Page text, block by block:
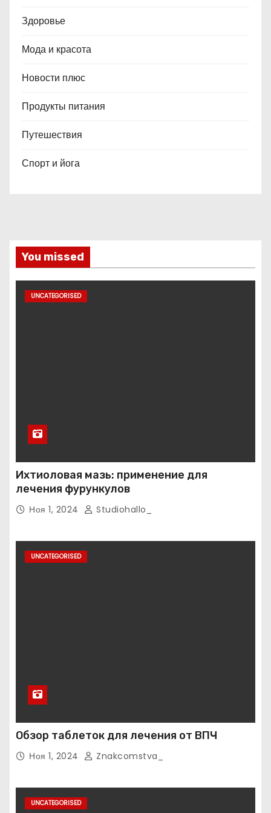
Здоровье
Мода и красота
Новости плюс
Продукты питания
Путешествия
Спорт и йога
You missed
UNCATEGORISED
Ихтиоловая мазь: применение для
лечения фурункулов
Ноя 1, 2024 Studiohallo_
UNCATEGORISED
Обзор таблеток для лечения от ВПЧ
Ноя 1, 2024 Znakcomstva_
UNCATEGORISED